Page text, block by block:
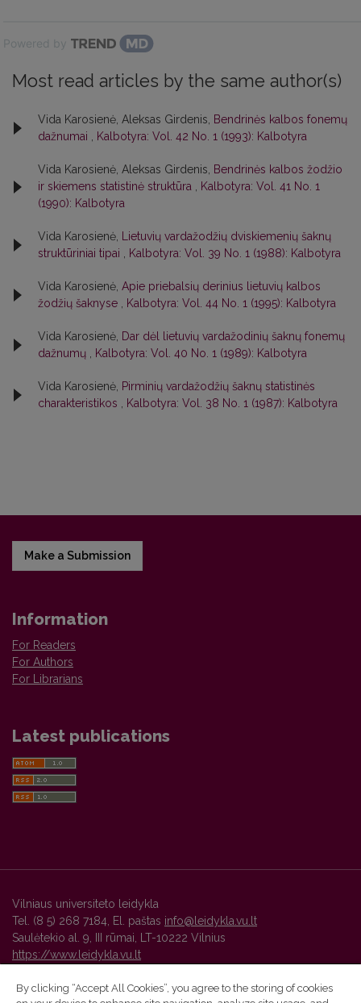
Powered by
Most read articles by the same author(s)
Vida Karosienė, Aleksas Girdenis,
Bendrinės kalbos fonemų
dažnumai
Kalbotyra: Vol. 42 No. 1 (1993): Kalbotyra
Vida Karosienė, Aleksas Girdenis,
Bendrinės kalbos žodžio
ir skiemens statistinė struktūra
Kalbotyra: Vol. 41 No. 1
(1990): Kalbotyra
Vida Karosienė,
Lietuvių vardažodžių dviskiemenių šaknų
struktūriniai tipai
Kalbotyra: Vol. 39 No. 1 (1988): Kalbotyra
Vida Karosienė, Apie priebalsių derinius lietuvių kalbos
žodžių šaknyse
Kalbotyra: Vol. 44 No. 1 (1995): Kalbotyra
Vida Karosienė, Dar dėl lietuvių vardažodinių šaknų fonemų
dažnumų
Kalbotyra: Vol. 40 No. 1 (1989): Kalbotyra
Vida Karosienė, Pirminių vardažodžių šaknų statistinės
charakteristikos
Kalbotyra: Vol. 38 No. 1 (1987): Kalbotyra
Make a Submission
Information
For Readers
For Authors
For Librarians
Latest publications
Vilniaus universiteto leidykla
Tel. (8 5) 268 7184, El. paštas info@leidykla.vu.lt
Saulėtekio al. 9, III rūmai, LT-10222 Vilnius
https://www.leidykla.vu.lt
By clicking “Accept All Cookies”, you agree to the storing of cookies